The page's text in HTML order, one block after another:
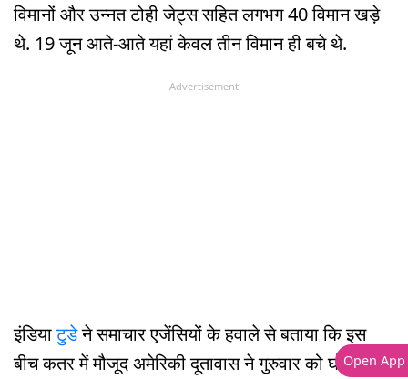
विमानों और उन्नत टोही जेट्स सहित लगभग 40 विमान खड़े
थे. 19 जून आते-आते यहां केवल तीन विमान ही बचे थे.
Advertisement
इंडियाटुडेने समाचार एजेंसियों के हवाले से बताया कि इस
बीच कतर में मौजूद अमेरिकी दूतावास ने गुरुवार को घोषणा की
Open App